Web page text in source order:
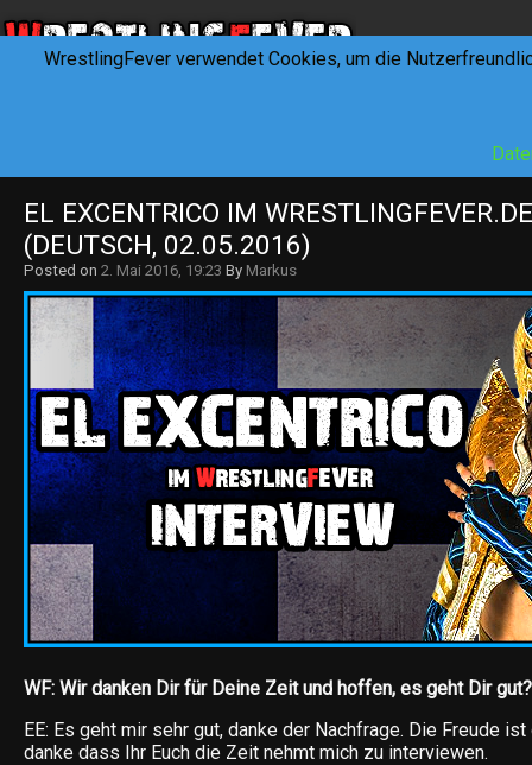
EL EXCENTRICO IM
(DEUTSCH, 02.05.2016)
Posted on 2. Mai 2016, 19:23 By Markus
WF: Wir danken Dir für Deine Zeit und hoffen, es geht Dir
EE: Es geht mir sehr gut, danke der Nachfrage. Die Freude
danke dass Ihr Euch die Zeit nehmt mich zu interviewen.
WrestlingFever verwendet Cookies, um die